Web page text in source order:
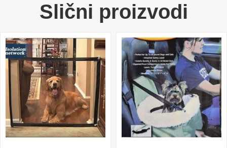
Slični proizvodi